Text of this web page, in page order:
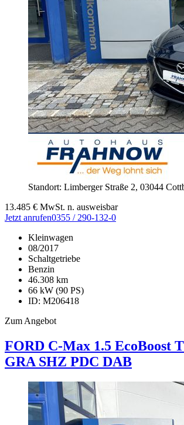
Standort: Limberger Straße 2, 03044
13.485 € MwSt. n. ausweisbar
Jetzt anrufen0355 / 290-132-0
Kleinwagen
08/2017
Schaltgetriebe
Benzin
46.308 km
66 kW (90 PS)
ID: M206418
Zum Angebot
FORD C-Max 1.5 EcoBoost
GRA SHZ PDC DAB